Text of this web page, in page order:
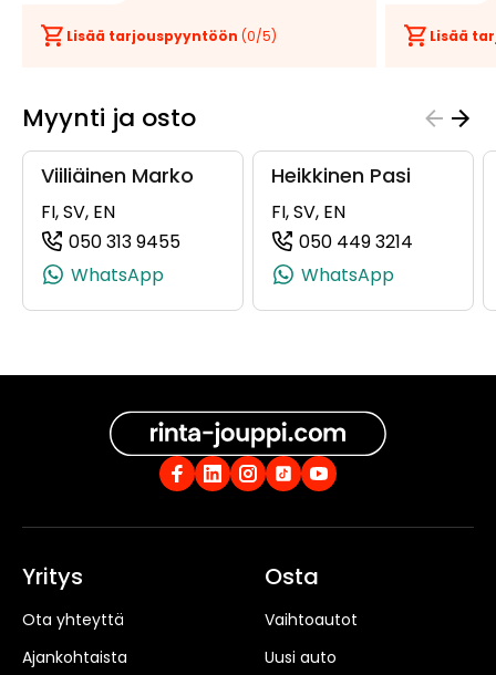
Lisää tarjouspyyntöön (0/5) Lisää
Myynti ja osto
Viiliäinen Marko
FI, SV, EN
050 313 9455
(+358503139455, 0503139455, +358
WhatsApp
Heikkinen Pasi
FI, SV, EN
050 449 3214
WhatsApp
Yritys
Ota yhteyttä
Ajankohtaista
Osta
Vaihtoautot
Uusi auto